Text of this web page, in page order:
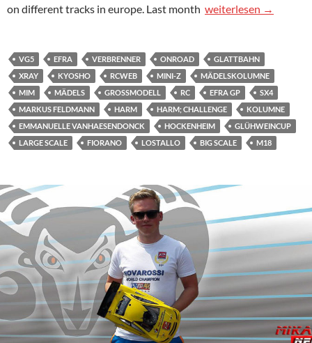
on different tracks in europe. Last month MIM Mädels im
weiterlesen →
VG5 EFRA VERBRENNER ONROAD
GLATTBAHN
XRAY
KYOSHO RCWEB MINI-Z
MÄDELSKOLUMNE
MIM
MÄDELS GROSSMODELL RC EFRA GP
SX4
MARKUS FELDMANN
HARM HARM; CHALLENGE
KOLUMNE
EMMANUELLE VANHAESENDONCK
HOCKENHEIM
GLÜHWEINCUP
LARGE SCALE
FIORANO LOSTALLO BIG SCALE M18